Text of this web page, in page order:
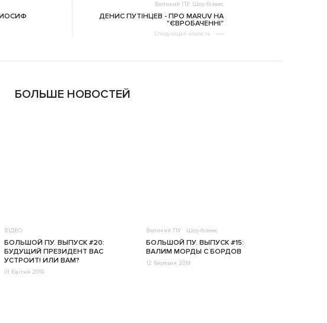
Великий ПУ Шоу-бізнес
ДЕНИС ПУТІНЦЕВ - ПРО MARUV НА
"ЄВРОБАЧЕННІ"
Следующая новость
БОЛЬШЕ НОВОСТЕЙ
ВІДЕО
БОЛЬШОЙ ПУ. ВЫПУСК #20:
БУДУЩИЙ ПРЕЗИДЕНТ ВАС
УСТРОИТ! ИЛИ ВАМ?
01 Квітня 2019
Великий ПУ Шоу-бізнес
БОЛЬШОЙ ПУ. ВЫПУСК #15:
ВАЛИМ МОРДЫ С БОРДОВ
12 Березня 2019